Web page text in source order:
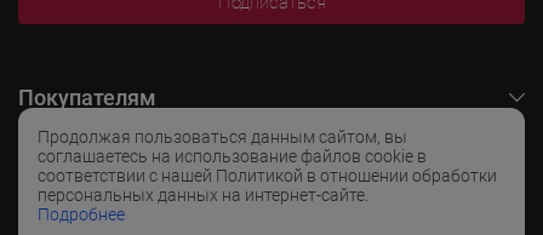
Продолжая пользоваться данным сайтом, вы
соглашаетесь на использование файлов cookie в
соответствии с нашей Политикой в отношении обработки
персональных данных на интернет-сайте.
Подробнее
Покупателям
O LADOGA Wine
Интересные разделы